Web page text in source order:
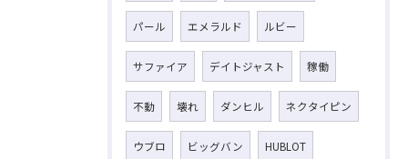
パール エメラルド ルビー
サファイア デイトジャスト 稼働
不動 壊れ ダンヒル ネクタイピン
ウブロ ビッグバン HUBLOT